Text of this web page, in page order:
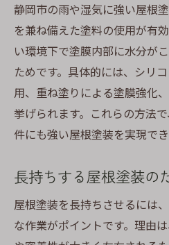
静岡市の雨や湿気に強い屋根
を兼ね備えた塗料の使用が有
い環境下で塗膜内部に水分が
ためです。具体的には、シリ
用、重ね塗りによる塗膜強化
挙げられます。これらの方法
件にも強い屋根塗装を実現でき
長持ちする屋根塗装の
屋根塗装を長持ちさせるには
な作業がポイントです。理由